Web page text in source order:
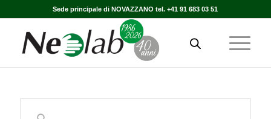
Sede principale di NOVAZZANO tel. +41 91 683 03 51